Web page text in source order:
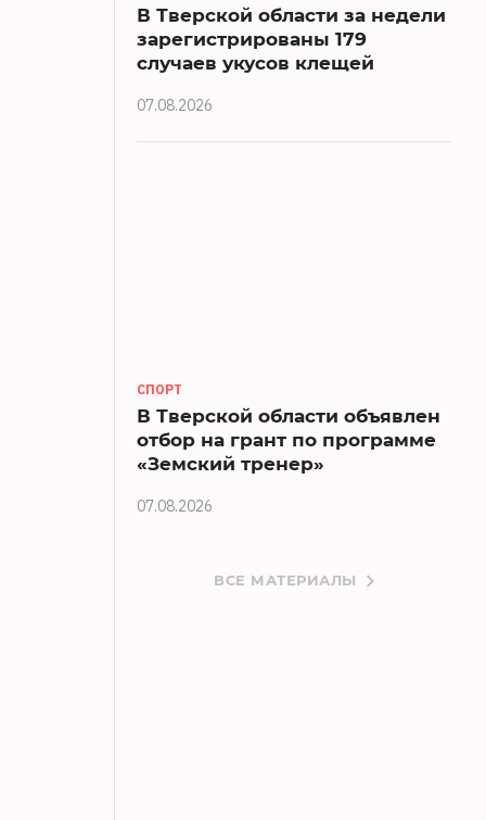
В Тверской области за недели
зарегистрированы 179
случаев укусов клещей
07.08.2026
СПОРТ
В Тверской области объявлен
отбор на грант по программе
«Земский тренер»
07.08.2026
ВСЕ МАТЕРИАЛЫ